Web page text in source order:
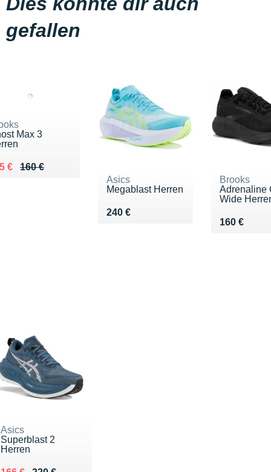
gefallen
Max 3
160 €
lieu de 160 €
€
125 €
Asics
Megablast Herren
240 €
Vendu 240 €
Brooks
Adrenaline
Wide
160 €
Vendu 160
Asics
Superblast 2
Herren